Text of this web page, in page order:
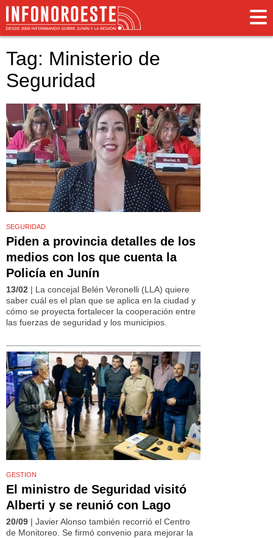
Tag: Ministerio de
Seguridad
SEGURIDAD
Piden a provincia detalles de los
medios con los que cuenta la
Policía en Junín
13/02 | La concejal Belén Veronelli (LLA) quiere
saber cuál es el plan que se aplica en la ciudad y
cómo se proyecta fortalecer la cooperación entre
las fuerzas de seguridad y los municipios.
GESTION
El ministro de Seguridad visitó
Alberti y se reunió con Lago
20/09 | Javier Alonso también recorrió el Centro
de Monitoreo. Se firmó convenio para mejorar la